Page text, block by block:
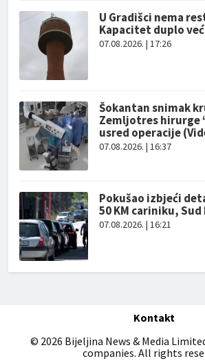
U Gradišci nema
Kapacitet duplo
07.08.2026. | 17:26
Šokantan snimak
Zemljotres hirurge
usred operacije
07.08.2026. | 16:37
Pokušao izbjeći
50 KM cariniku, Sud
07.08.2026. | 16:21
Kontakt
© 2026 Bijeljina News & Media
companies. All rights